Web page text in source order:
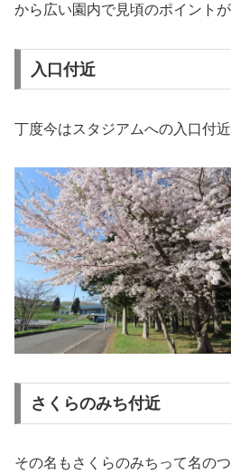
から広い園内で見頃のポイント
入口付近
丁度今はスタジアムへの入口付近
さくらのみち付近
その名もさくらのみちって名の